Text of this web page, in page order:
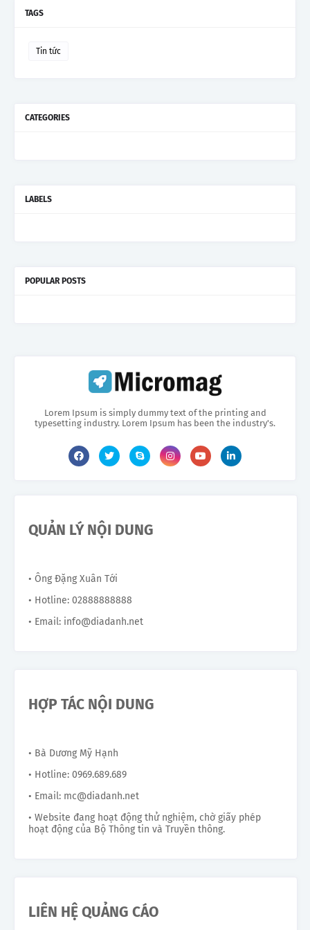
TAGS
Tin tức
CATEGORIES
LABELS
POPULAR POSTS
Lorem Ipsum is simply dummy text of the printing and
typesetting industry. Lorem Ipsum has been the industry's.
QUẢN LÝ NỘI DUNG
• Ông Đặng Xuân Tới
• Hotline: 02888888888
• Email: info@diadanh.net
HỢP TÁC NỘI DUNG
• Bà Dương Mỹ Hạnh
• Hotline: 0969.689.689
• Email: mc@diadanh.net
• Website đang hoạt động thử nghiệm, chờ giấy phép
hoạt động của Bộ Thông tin và Truyền thông.
LIÊN HỆ QUẢNG CÁO